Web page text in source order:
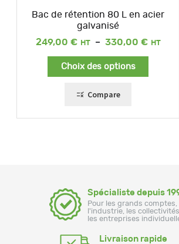
Bac de rétention 80 L en acier
galvanisé
249,00 € – 330,00 €
Choix des options
Compare
Spécialiste depuis
Pour les grands comptes,
l'industrie, les
les entreprises
Livraison rapide